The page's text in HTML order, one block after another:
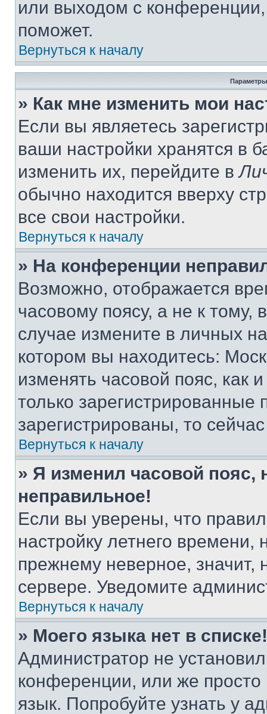
или выходом с
поможет.
Вернуться к началу
Параметры
» Как мне изменить мои
Если вы являетесь
ваши настройки хранятся в
изменить их, перейдите в
обычно находится вверху
все свои настройки.
Вернуться к началу
» На конференции
Возможно, отображается
часовому поясу, а не к тому,
случае измените в личных
котором вы находитесь:
изменять часовой пояс, как
только
зарегистрированы, то
Вернуться к началу
» Я изменил часовой пояс,
неправильное!
Если вы уверены, что
настройку летнего
прежнему неверное, значит,
сервере. Уведомите
Вернуться к началу
» Моего языка нет в списке!
Администратор не
конференции, или же
язык. Попробуйте узнать у